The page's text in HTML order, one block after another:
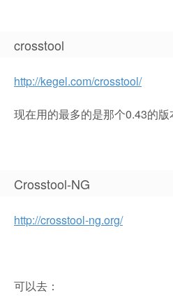
crosstool
http://kegel.com/crosstool/
现在用的最多的是那个0.43的版
Crosstool-NG
http://crosstool-ng.org/
可以去：